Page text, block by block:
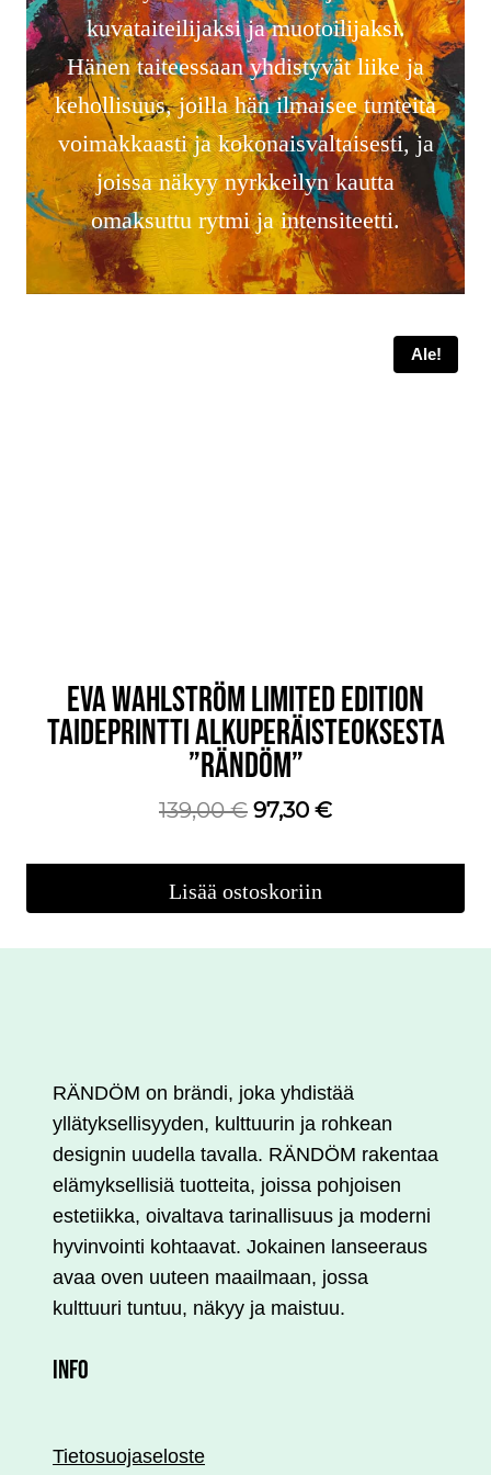
kuvataiteilijaksi ja muotoilijaksi.
Hänen taiteessaan yhdistyvät liike ja
kehollisuus, joilla hän ilmaisee tunteita
voimakkaasti ja kokonaisvaltaisesti, ja
joissa näkyy nyrkkeilyn kautta
omaksuttu rytmi ja intensiteetti.
Ale!
EVA WAHLSTRÖM LIMITED EDITION
TAIDEPRINTTI ALKUPERÄISTEOKSESTA
”RÄNDÖM”
139,00€ Alkuperäinen
oli:
139,00 €.
97,30 €Nykyinen
97,30 €.
Lisää ostoskoriin
RÄNDÖM on brändi, joka yhdistää
yllätyksellisyyden, kulttuurin ja rohkean
designin uudella tavalla. RÄNDÖM rakentaa
elämyksellisiä tuotteita, joissa pohjoisen
estetiikka, oivaltava tarinallisuus ja moderni
hyvinvointi kohtaavat. Jokainen lanseeraus
avaa oven uuteen maailmaan, jossa
kulttuuri tuntuu, näkyy ja maistuu.
INFO
Tietosuojaseloste